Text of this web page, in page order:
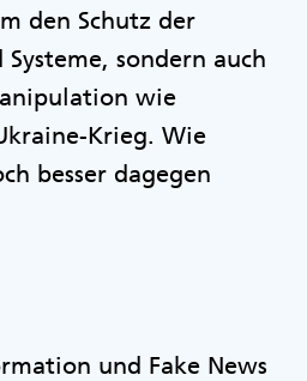
den Schutz der
sondern auch
wie
Krieg. Wie
besser dagegen
und Fake News